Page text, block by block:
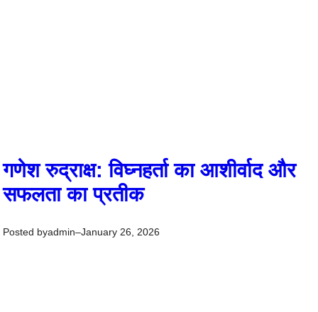
गणेश रुद्राक्ष: विघ्नहर्ता का आशीर्वाद और
सफलता का प्रतीक
Posted byadmin–January 26, 2026